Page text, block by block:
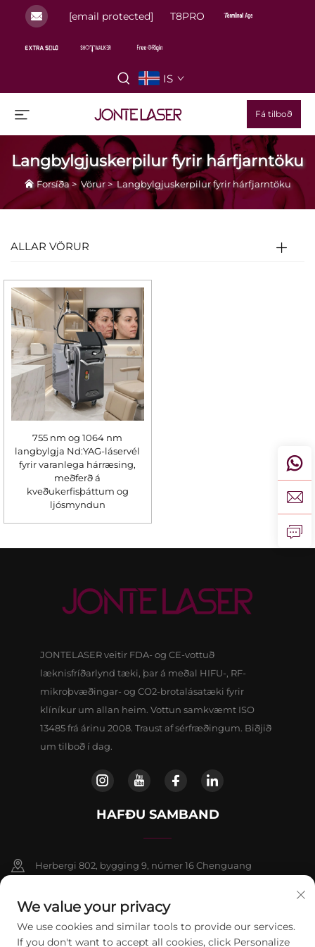
[email protected] T8PRO
IS
Fá tilboð
Langbylgjuskerpilur fyrir hárfjarntöku
Forsíða >Vörur >Langbylgjuskerpilur fyrir hárfjarntöku
ALLAR VÖRUR
755 nm og 1064 nm
langbylgja Nd:YAG-láservél
fyrir varanlega hárræsing,
meðferð á
kveðukerfisþáttum og
ljósmyndun
JONTELASER veitir FDA- og CE-vottuð
læknisfríðarlynd tæki, þar á meðal HIFU-, RF-
mikroþvæðingar- og CO2-brotalásatæki fyrir
klíníkur um allan heim. Vottun samkvæmt ISO
13485 frá árinu 2008. Traust af sérfræðingum. Biðjið
um tilboð í dag.
HAFÐU SAMBAND
Herbergi 802, bygging 9, númer 16 Chenguang
+86-13911459627
[email protected]
We value your privacy
We use cookies and similar tools to provide our services.
If you don't want to accept all cookies, click Personalize